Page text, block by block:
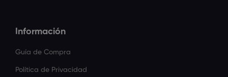
Información
Guía de Compra
Política de Privacidad